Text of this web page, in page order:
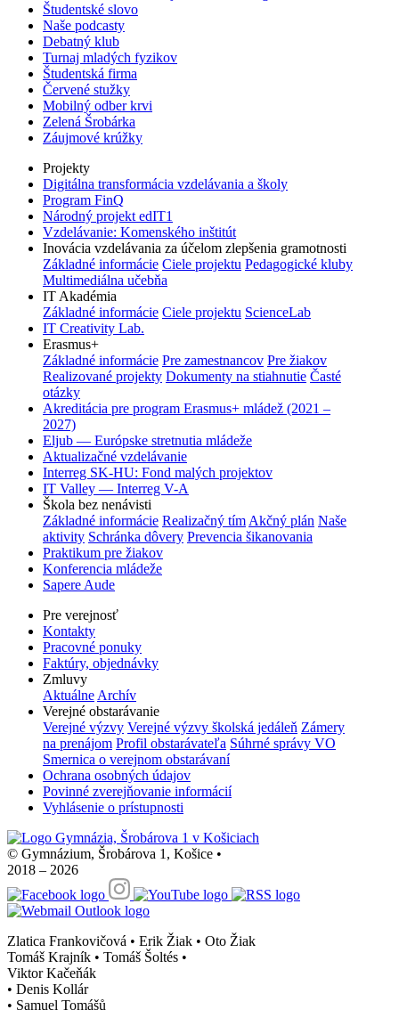
Študentské slovo
Naše podcasty
Debatný klub
Turnaj mladých fyzikov
Študentská firma
Červené stužky
Mobilný odber krvi
Zelená Šrobárka
Záujmové krúžky
Projekty
Digitálna transformácia vzdelávania a školy
Program FinQ
Národný projekt edIT1
Vzdelávanie: Komenského inštitút
Inovácia vzdelávania za účelom zlepšenia gramotnosti
Základné informácie Ciele projektu Pedagogické kluby
Multimediálna učebňa
IT Akadémia
Základné informácie Ciele projektu ScienceLab
IT Creativity Lab.
Erasmus+
Základné informácie Pre zamestnancov Pre žiakov
Realizované projekty Dokumenty na stiahnutie Časté
otázky
Akreditácia pre program Erasmus+ mládež (2021 –
2027)
Eljub — Európske stretnutia mládeže
Aktualizačné vzdelávanie
Interreg SK-HU: Fond malých projektov
IT Valley — Interreg V-A
Škola bez nenávisti
Základné informácie Realizačný tím Akčný plán Naše
aktivity Schránka dôvery Prevencia šikanovania
Praktikum pre žiakov
Konferencia mládeže
Sapere Aude
Pre verejnosť
Kontakty
Pracovné ponuky
Faktúry, objednávky
Zmluvy
Aktuálne Archív
Verejné obstarávanie
Verejné výzvy Verejné výzvy školská jedáleň Zámery
na prenájom Profil obstarávateľa Súhrné správy VO
Smernica o verejnom obstarávaní
Ochrana osobných údajov
Povinné zverejňovanie informácií
Vyhlásenie o prístupnosti
© Gymnázium, Šrobárova 1, Košice •
2018 – 2026
Zlatica Frankovičová • Erik Žiak • Oto Žiak
Tomáš Krajník • Tomáš Šoltés •
Viktor Kačeňák
• Denis Kollár
• Samuel Tomášů